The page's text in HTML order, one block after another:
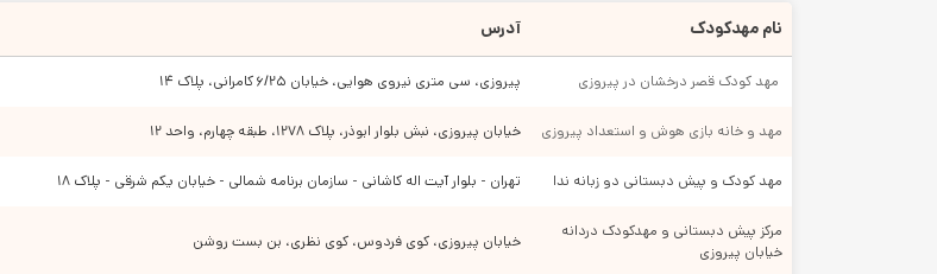
کودکان با سن کمی که دارند قادر نیستند به خوبی از خود مراقبت کنند و تمام نکات ایمنی و بهداشتی را رعایت کنند.
درباره برنامه تمیزکاری و ضدعفونی منظم روزانه از مدیریت سوال کنید.
پله ها باید با نرده ایمن شده باشند.
نام مهدکودک آدرس
پیروزی، سی متری نیروی هوایی، خیابان ۶/۲۵ کامرانی، پلاک ۱۴
مهد و خانه بازی هوش و استعداد پیروزی خیابان پیروزی، نبش بلوار ابوذر، پلاک ۱۲۷۸، طبقه چهارم، واحد ۱۲
مهد کودک و پیش دبستانی دو زبانه ندا تهران - بلوار آیت اله کاشانی - سازمان برنامه شمالی - خیابان یکم شرقی - پلاک ۱۸
مرکز پیش دبستانی و مهدکودک دردانه
خیابان پیروزی
خیابان پیروزی، کوی فردوس، کوی نظری، بن بست روشن